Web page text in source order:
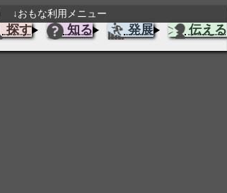
↓おもな利用メニュー
探す 知る 発展 伝える